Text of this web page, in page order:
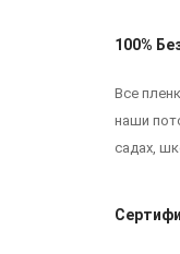
100%
Все
наши
садах,